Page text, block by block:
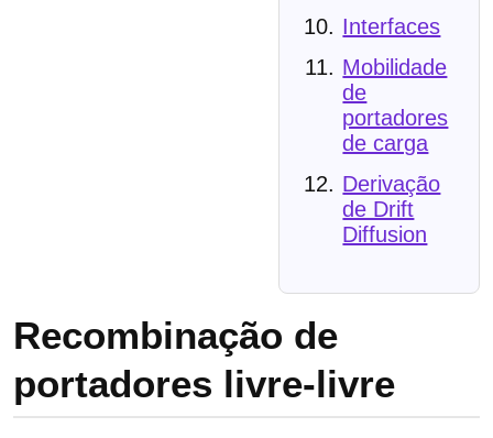
Interfaces
Mobilidade
de
portadores
de carga
Derivação
de Drift
Diffusion
Recombinação de
portadores livre-livre